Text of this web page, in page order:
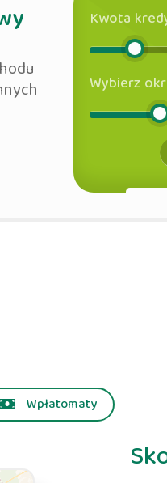
Kwota
Wybierz
Wpłatomaty